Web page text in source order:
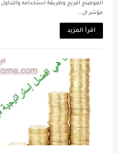
الموفينج افريج وطريقة استخدامه
مؤشر ال...
اقرأ المزيد